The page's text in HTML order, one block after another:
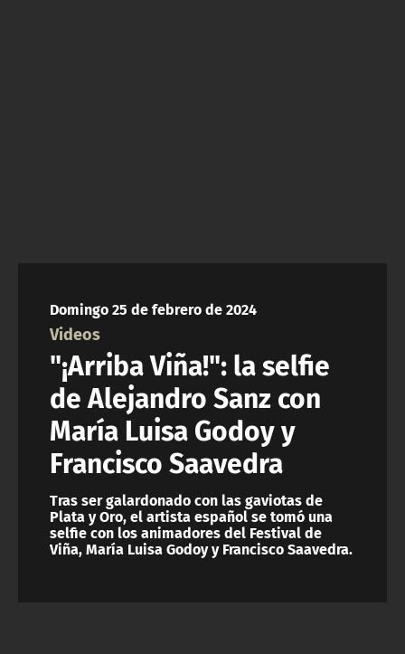
Domingo 25 de febrero de 2024
Videos
"¡Arriba Viña!": la selfie
de Alejandro Sanz con
María Luisa Godoy y
Francisco Saavedra
Tras ser galardonado con las gaviotas de
Plata y Oro, el artista español se tomó una
selfie con los animadores del Festival de
Viña, María Luisa Godoy y Francisco Saavedra.